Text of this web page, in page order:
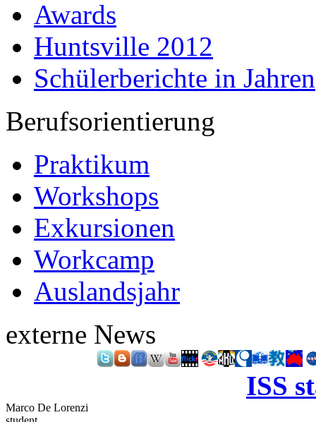
Awards
Huntsville 2012
Schülerberichte in Jahren
Berufsorientierung
Praktikum
Workshops
Exkursionen
Workcamp
Auslandsjahr
externe News
ISS
Marco De Lorenzi